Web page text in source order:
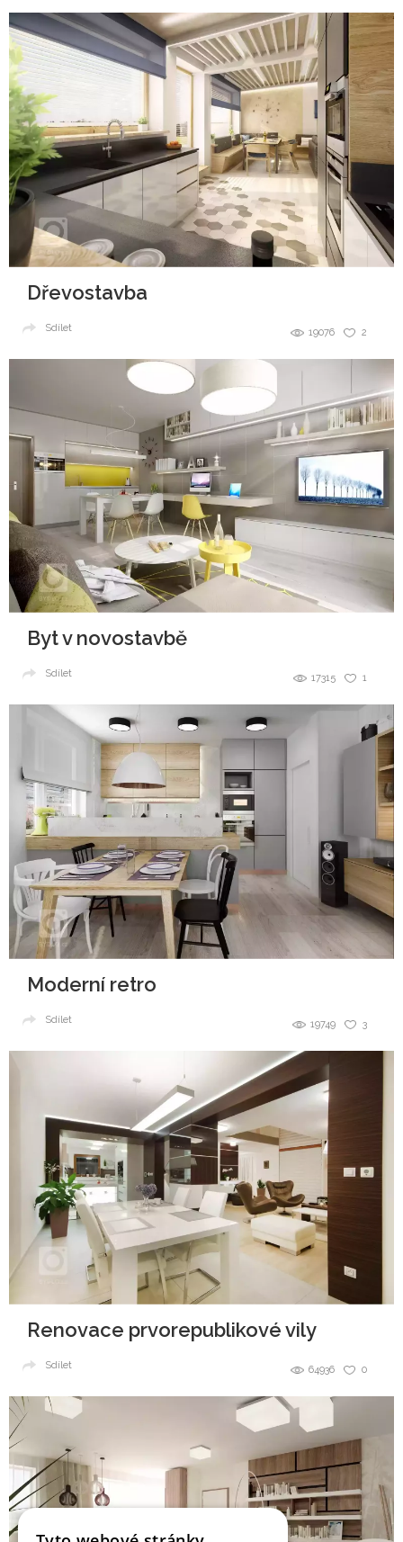
Dřevostavba
2
19076
Sdílet
Byt v novostavbě
1
17315
Sdílet
Moderní retro
3
19749
Sdílet
Renovace prvorepublikové vily
0
64936
Sdílet